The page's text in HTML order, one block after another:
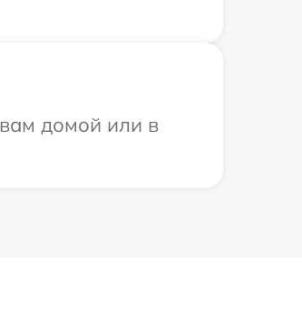
домой или в